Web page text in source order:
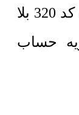
اینترنتی پارکت لمینت کد 320 بلا
حساب